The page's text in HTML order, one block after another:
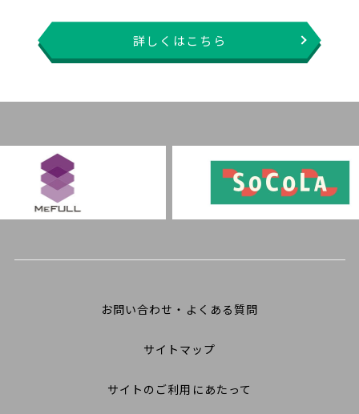
詳しくはこちら
お問い合わせ・よくある質問
サイトマップ
サイトのご利用にあたって